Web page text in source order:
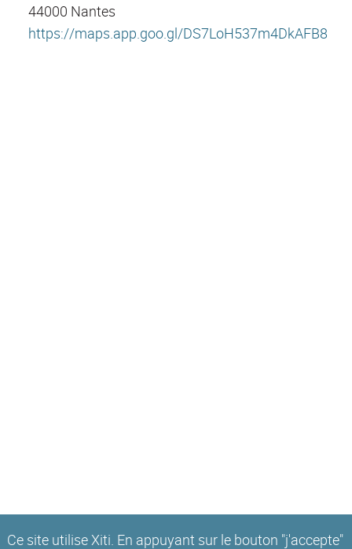
Ce site utilise Xiti. En appuyant sur le bouton "j'accepte"
44000 Nantes
https://maps.app.goo.gl/DS7LoH537m4DkAFB8